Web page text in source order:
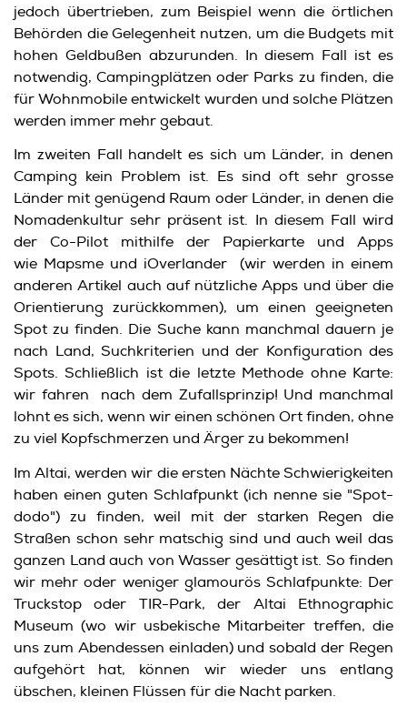
jedoch übertrieben, zum Beispiel wenn die örtlichen
Behörden die Gelegenheit nutzen, um die Budgets mit
hohen Geldbußen abzurunden. In diesem Fall ist es
notwendig, Campingplätzen oder Parks zu finden, die
für Wohnmobile entwickelt wurden und solche Plätzen
werden immer mehr gebaut.
Im zweiten Fall handelt es sich um Länder, in denen
Camping kein Problem ist. Es sind oft sehr grosse
Länder mit genügend Raum oder Länder, in denen die
Nomadenkultur sehr präsent ist. In diesem Fall wird
der Co-Pilot mithilfe der Papierkarte und Apps
wie Mapsme und iOverlander (wir werden in einem
anderen Artikel auch auf nützliche Apps und über die
Orientierung zurückkommen), um einen geeigneten
Spot zu finden. Die Suche kann manchmal dauern je
nach Land, Suchkriterien und der Konfiguration des
Spots. Schließlich ist die letzte Methode ohne Karte:
wir fahren nach dem Zufallsprinzip! Und manchmal
lohnt es sich, wenn wir einen schönen Ort finden, ohne
zu viel Kopfschmerzen und Ärger zu bekommen!
Im Altai, werden wir die ersten Nächte Schwierigkeiten
haben einen guten Schlafpunkt (ich nenne sie "Spot-
dodo") zu finden, weil mit der starken Regen die
Straßen schon sehr matschig sind und auch weil das
ganzen Land auch von Wasser gesättigt ist. So finden
wir mehr oder weniger glamourös Schlafpunkte: Der
Truckstop oder TIR-Park, der Altai Ethnographic
Museum (wo wir usbekische Mitarbeiter treffen, die
uns zum Abendessen einladen) und sobald der Regen
aufgehört hat, können wir wieder uns entlang
übschen, kleinen Flüssen für die Nacht parken.